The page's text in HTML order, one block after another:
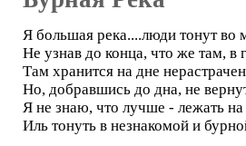
Я большая река....люди тонут во
Не узнав до конца, что же там, в
Там хранится на дне
Но, добравшись до дна, не
Я не знаю, что лучше - лежать на
Иль тонуть в незнакомой и